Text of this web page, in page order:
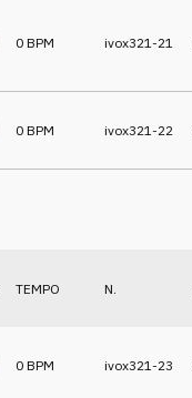
0 BPM ivox321-21
0 BPM ivox321-22
TEMPO N.
0 BPM ivox321-23